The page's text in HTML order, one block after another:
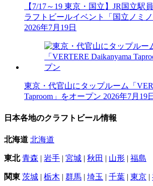
【7/17～19 東京・国立】JR国立駅
ラフトビールイベント「国立ノミ
2026年7月19日
東京・代官山にタップルーム「
Taproom」をオープン 2026年7月19日
日本各地のクラフトビール情報
北海道 北海道
東北 青森 | 岩手 | 宮城 | 秋田 | 山形 | 福島
関東 茨城 | 栃木 | 群馬 | 埼玉 | 千葉 | 東京 |